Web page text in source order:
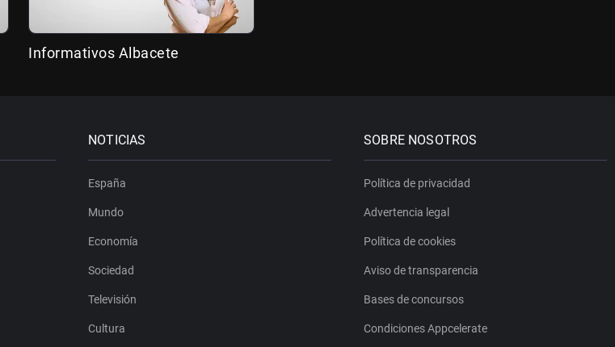
Informativos Albacete
NOTICIAS
España
Mundo
Economía
Sociedad
Televisión
Cultura
SOBRE NOSOTROS
Política de privacidad
Advertencia legal
Política de cookies
Aviso de transparencia
Bases de concursos
Condiciones Appcelerate